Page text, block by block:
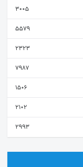
3005
5579
2323
7987
1506
2102
2993